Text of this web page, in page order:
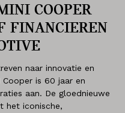
COOPER
FINANCIEREN
naar innovatie en
Cooper is 60 jaar en
aan. De gloednieuwe
het iconische,